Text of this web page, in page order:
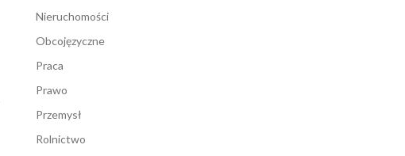
Nieruchomości
Obcojęzyczne
Praca
Prawo
Przemysł
Rolnictwo